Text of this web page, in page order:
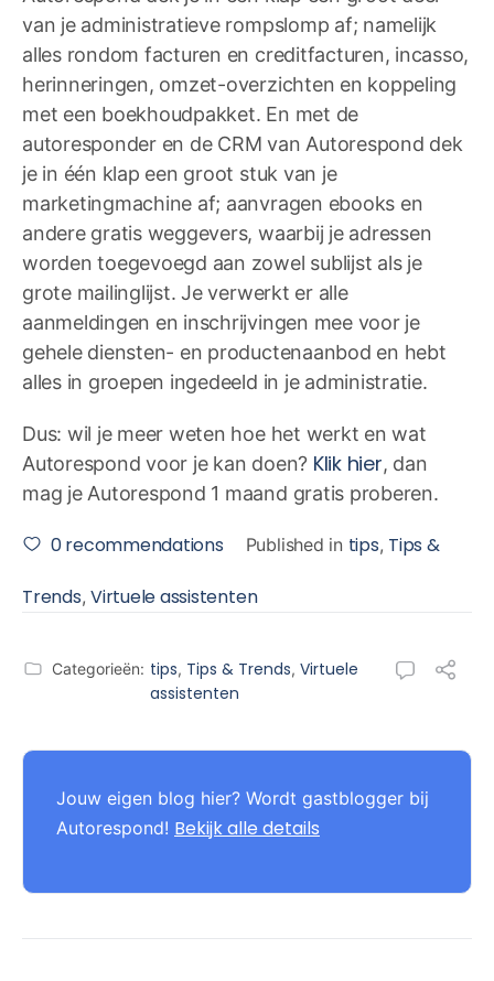
van je administratieve rompslomp af; namelijk
alles rondom facturen en creditfacturen, incasso,
herinneringen, omzet-overzichten en koppeling
met een boekhoudpakket. En met de
autoresponder en de CRM van Autorespond dek
je in één klap een groot stuk van je
marketingmachine af; aanvragen ebooks en
andere gratis weggevers, waarbij je adressen
worden toegevoegd aan zowel sublijst als je
grote mailinglijst. Je verwerkt er alle
aanmeldingen en inschrijvingen mee voor je
gehele diensten- en productenaanbod en hebt
alles in groepen ingedeeld in je administratie.
Dus: wil je meer weten hoe het werkt en wat
Autorespond voor je kan doen? Klik hier, dan
mag je Autorespond 1 maand gratis proberen.
0recommendations Published in tips, Tips &
Trends,Virtuele assistenten
Categorieën: tips, Tips & Trends, Virtuele
assistenten
Jouw eigen blog hier? Wordt gastblogger bij
Autorespond! Bekijk alle details